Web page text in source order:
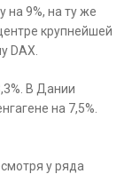
9%, на ту же
крупнейшей
DAX.
В Дании
на 7,5%.
у ряда